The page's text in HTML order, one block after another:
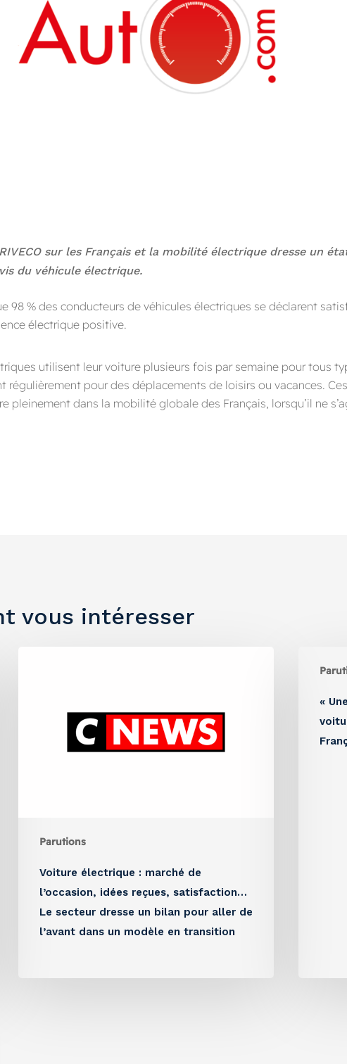
sur les Français et la mobilité électrique dresse un
du véhicule électrique.
98 % des conducteurs de véhicules électriques se déclarent
électrique positive.
utilisent leur voiture plusieurs fois par semaine pour tous
régulièrement pour des déplacements de loisirs ou vacances.
pleinement dans la mobilité globale des Français, lorsqu’il ne
vous intéresser
Parutions
Voiture électrique : marché de
l’occasion, idées reçues, satisfaction…
Le secteur dresse un bilan pour aller de
l’avant dans un modèle en transition
«